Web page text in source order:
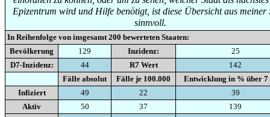
Epizentrum wird und Hilfe benötigt, ist diese Übersicht aus meiner
sinnvoll.
In Reihenfolge von insgesamt 200 bewerteten Staaten:
Bevölkerung
129 Inzidenz:
25
D7-Inzidenz:
44 R7 Wert
142
Fälle absolut
Fälle je 100.000
Entwicklung in % über 7
Infiziert
49 22
39
Aktiv
50 37
139